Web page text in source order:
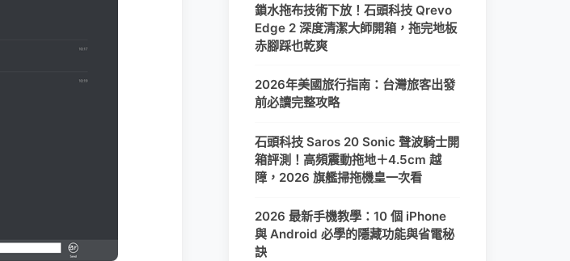
鎖水拖布技術下放！石頭科技 Qrevo
Edge 2 深度清潔大師開箱，拖完地板
赤腳踩也乾爽
2026年美國旅行指南：台灣旅客出發
前必讀完整攻略
石頭科技 Saros 20 Sonic 聲波騎士開
箱評測！高頻震動拖地＋4.5cm 越
障，2026 旗艦掃拖機皇一次看
2026 最新手機教學：10 個 iPhone
與 Android 必學的隱藏功能與省電秘
訣